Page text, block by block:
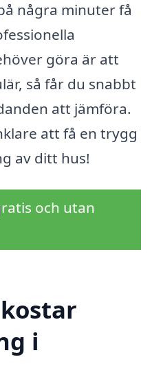
några minuter få
göra är att
så får du snabbt
att jämföra.
att få en trygg
av ditt hus!
och utan
i